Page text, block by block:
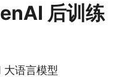
后训练
语言模型